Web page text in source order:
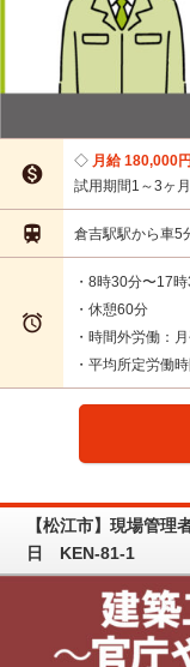

月給 180,000
試用期間1～3ヶ月
 倉吉駅駅から車5

・8時30分〜17
・休憩60分
・時間外労働：
・平均所定労働
【松江市】現場管
日 KEN-81-1